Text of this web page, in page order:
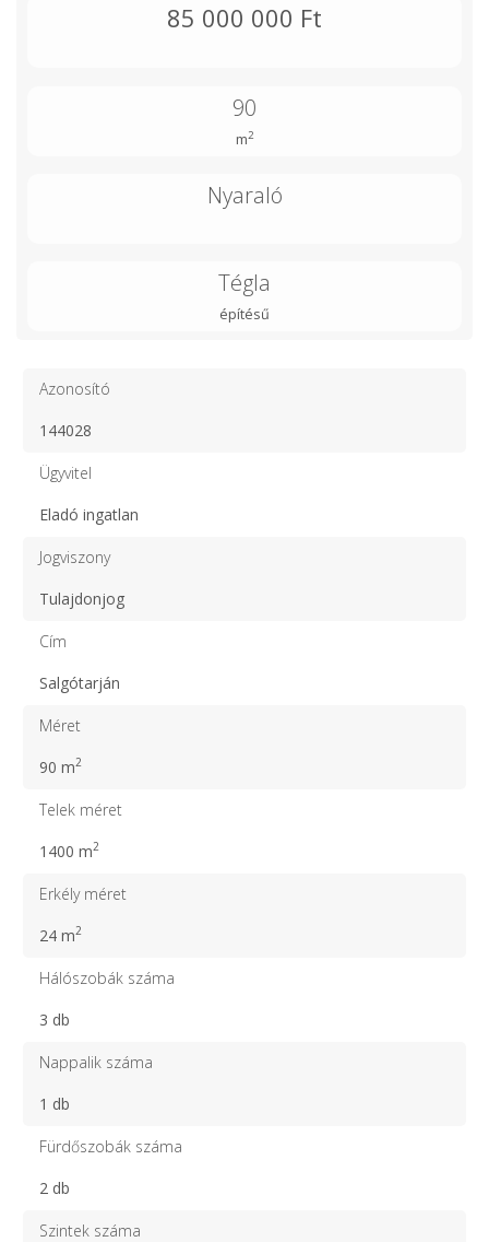
85 000 000 Ft
90
m2
Nyaraló
Tégla
építésű
Azonosító
144028
Ügyvitel
Eladó ingatlan
Jogviszony
Tulajdonjog
Cím
Salgótarján
Méret
90 m2
Telek méret
1400 m2
Erkély méret
24 m2
Hálószobák száma
3 db
Nappalik száma
1 db
Fürdőszobák száma
2 db
Szintek száma